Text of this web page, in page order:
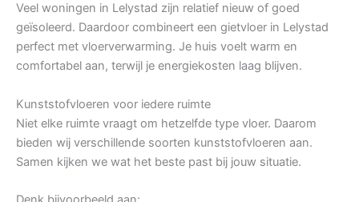
Veel woningen in Lelystad zijn relatief nieuw of goed
geïsoleerd. Daardoor combineert een gietvloer in Lelystad
perfect met vloerverwarming. Je huis voelt warm en
comfortabel aan, terwijl je energiekosten laag blijven.
Kunststofvloeren voor iedere ruimte
Niet elke ruimte vraagt om hetzelfde type vloer. Daarom
bieden wij verschillende soorten kunststofvloeren aan.
Samen kijken we wat het beste past bij jouw situatie.